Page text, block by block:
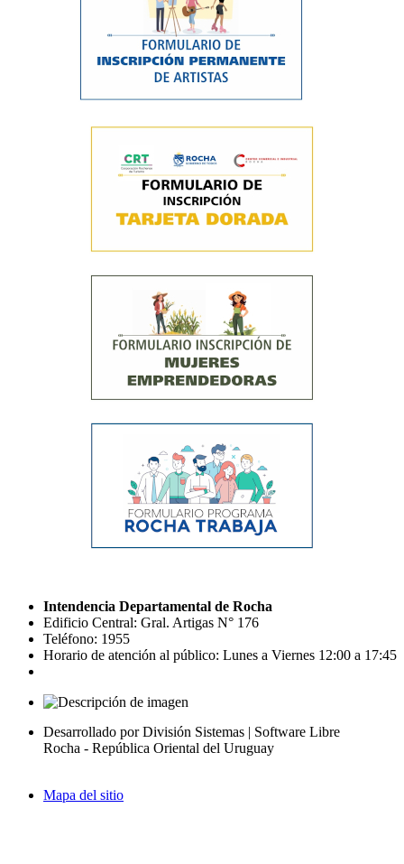
Intendencia Departamental de Rocha
Edificio Central: Gral. Artigas N° 176
Teléfono: 1955
Horario de atención al público: Lunes a Viernes 12:00 a 17:45
Desarrollado por División Sistemas | Software Libre
Rocha - República Oriental del Uruguay
Mapa del sitio